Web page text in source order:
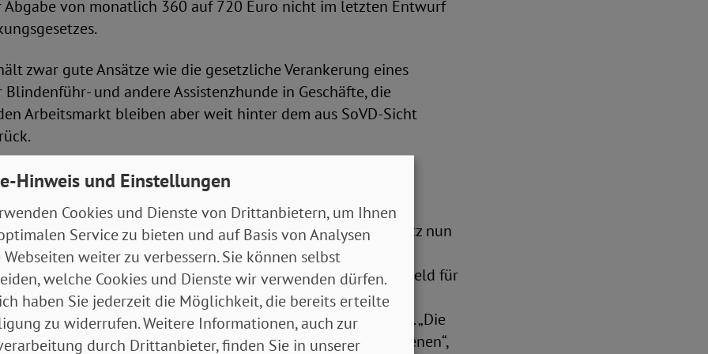
Abgabe von monatlich 360 auf 720 Euro nicht im letzten Entwurf
zwar gute Ansätze wie die gesetzliche Verankerung eines
und andere Assistenzhunde in Geschäfte, die
Arbeitsmarkt bleiben aber weit hinter dem aus SoVD-Sicht
barrierefreie Arbeitsplätze?
Stufe der Ausgleichsabgabe einzuführen, sind im Gesetz nun
für Unternehmen vorgesehen, die aus der
finanziert werden sollen. So könnte künftig noch weniger Geld für
der behinderten Beschäftigten selbst in den Betrieben,
technische Arbeitsplatzausstattungen, zur Verfügung stehen. „Die
der Ausgleichsabgabe ist umso bitterer für die Betroffenen“,
Hinweis und Einstellungen
Cookies und Dienste von Drittanbietern, um Ihnen
Service zu bieten und auf Basis von Analysen
Webseiten weiter zu verbessern. Sie können selbst
welche Cookies und Dienste wir verwenden dürfen.
haben Sie jederzeit die Möglichkeit, die bereits erteilte
zu widerrufen. Weitere Informationen, auch zur
durch Drittanbieter, finden Sie in unserer